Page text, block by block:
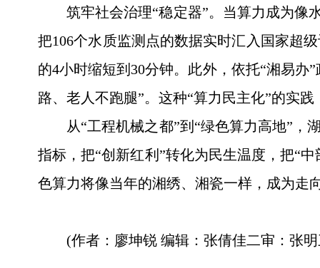
筑牢社会治理“稳定器”。当算力成为像
把106个水质监测点的数据实时汇入国家超
的4小时缩短到30分钟。此外，依托“湘易办
路、老人不跑腿”。这种“算力民主化”的实
从“工程机械之都”到“绿色算力高地”
指标，把“创新红利”转化为民生温度，把“
色算力将像当年的湘绣、湘瓷一样，成为走
(作者：廖坤锐 编辑：张倩佳二审：张